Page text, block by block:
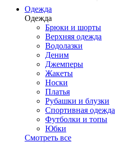
Одежда
Одежда
Брюки и шорты
Верхняя одежда
Водолазки
Деним
Джемперы
Жакеты
Носки
Платья
Рубашки и блузки
Спортивная одежда
Футболки и топы
Юбки
Смотреть все